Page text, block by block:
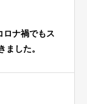
ナ禍でもス
ました。